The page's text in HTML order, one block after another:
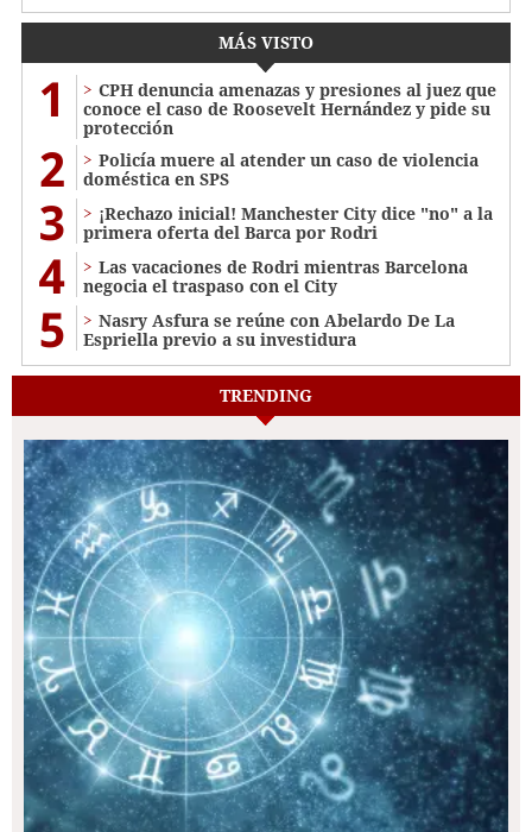
MÁS VISTO
1
CPH denuncia amenazas y presiones al juez que
conoce el caso de Roosevelt Hernández y pide su
protección
2
Policía muere al atender un caso de violencia
doméstica en SPS
3
¡Rechazo inicial! Manchester City dice "no" a la
primera oferta del Barca por Rodri
4
Las vacaciones de Rodri mientras Barcelona
negocia el traspaso con el City
5
Nasry Asfura se reúne con Abelardo De La
Espriella previo a su investidura
TRENDING